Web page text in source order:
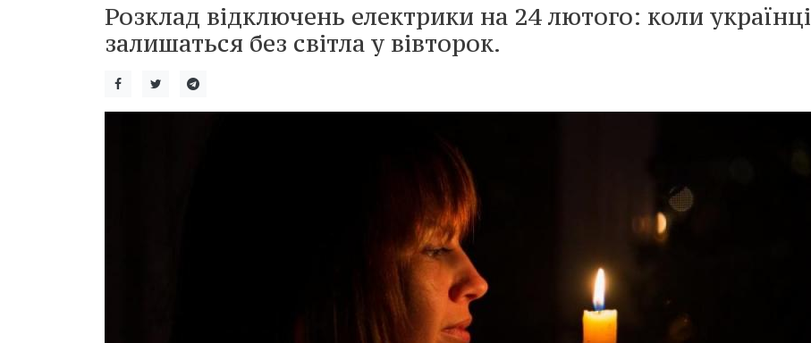
Розклад відключень електрики на 24 лютого: коли українці
залишаться без світла у вівторок.